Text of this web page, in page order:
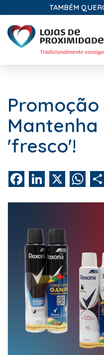
TAMBÉM QUERO
Promoção
Mantenha
'fresco'!
FacebookLinkedIn